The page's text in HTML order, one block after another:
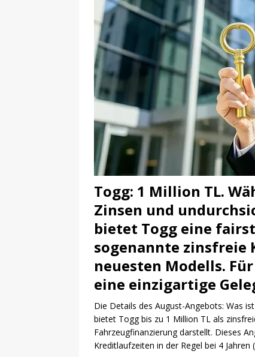
Togg: 1 Million TL.
Zinsen und
bietet Togg eine
sogenannte zinsfreie
neuesten Modells.
eine einzigartige
Die Details des August-Angebots: Was
bietet Togg bis zu 1 Million TL als
Fahrzeugfinanzierung darstellt. Dieses
Kreditlaufzeiten in der Regel bei 4 Jahren